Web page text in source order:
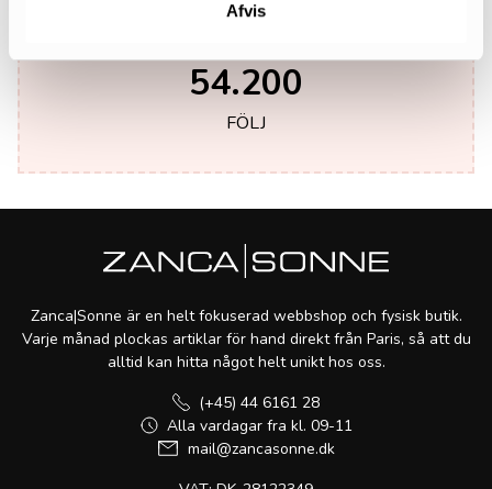
Afvis
54.200
FÖLJ
Zanca|Sonne är en helt fokuserad webbshop och fysisk butik.
Varje månad plockas artiklar för hand direkt från Paris, så att du
alltid kan hitta något helt unikt hos oss.
(+45) 44 6161 28
Alla vardagar fra kl. 09-11
mail@zancasonne.dk